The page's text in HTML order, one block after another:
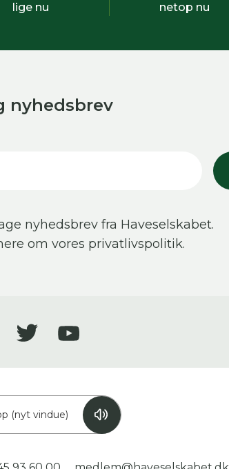
lige nu
netop nu
nyhedsbrev
nyhedsbrev fra Haveselskabet.
om vores privatlivspolitik.
(nyt vindue)